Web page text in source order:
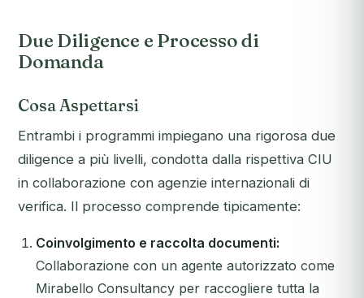
Due Diligence e Processo di
Domanda
Cosa Aspettarsi
Entrambi i programmi impiegano una rigorosa due
diligence a più livelli, condotta dalla rispettiva CIU
in collaborazione con agenzie internazionali di
verifica. Il processo comprende tipicamente:
Coinvolgimento e raccolta documenti:
Collaborazione con un agente autorizzato come
Mirabello Consultancy per raccogliere tutta la